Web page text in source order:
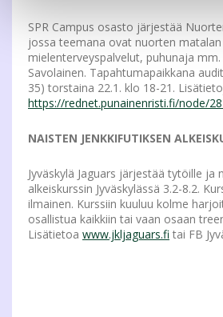
SPR Campus osasto järjestää
jossa teemana ovat nuorten matalan
mielenterveyspalvelut, puhunaja
Savolainen. Tapahtumapaikkana
35) torstaina 22.1. klo 18-21.
https://rednet.punainenristi.fi/node/
NAISTEN JENKKIFUTIKSEN
Jyväskylä Jaguars järjestää tytöille ja
alkeiskurssin Jyväskylässä 3.2-8.2.
ilmainen. Kurssiin kuuluu kolme
osallistua kaikkiin tai vaan osaan
Lisätietoa www.jkljaguars.fi tai FB